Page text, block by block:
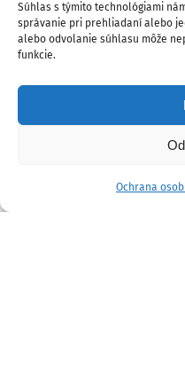
Súhlas s týmito technológiami
správanie pri prehliadaní alebo
alebo odvolanie súhlasu môže
funkcie.
Ochrana